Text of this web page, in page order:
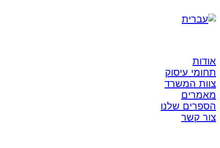
אודות
תחומי עיסוק
צוות המשרד
מאמרים
הספרים שלנו
צור קשר